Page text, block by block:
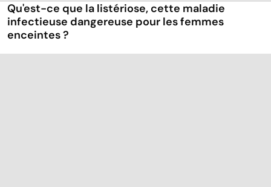
Qu'est-ce que la listériose, cette maladie
infectieuse dangereuse pour les femmes
enceintes ?